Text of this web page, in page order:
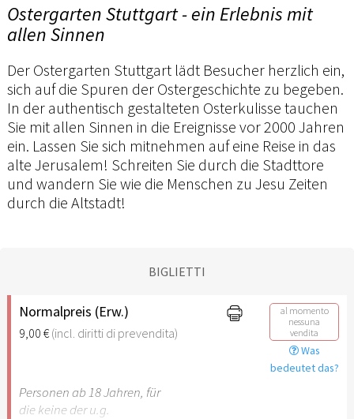
Ostergarten Stuttgart - ein Erlebnis mit
allen Sinnen
Der Ostergarten Stuttgart lädt Besucher herzlich ein,
sich auf die Spuren der Ostergeschichte zu begeben.
In der authentisch gestalteten Osterkulisse tauchen
Sie mit allen Sinnen in die Ereignisse vor 2000 Jahren
ein. Lassen Sie sich mitnehmen auf eine Reise in das
alte Jerusalem! Schreiten Sie durch die Stadttore
und wandern Sie wie die Menschen zu Jesu Zeiten
durch die Altstadt!
BIGLIETTI
Normalpreis (Erw.)
9,00 €(incl. diritti di prevendita)
al momento
nessuna
vendita
Was
bedeutet das?
Personen ab 18 Jahren, für
die keine der u.g.